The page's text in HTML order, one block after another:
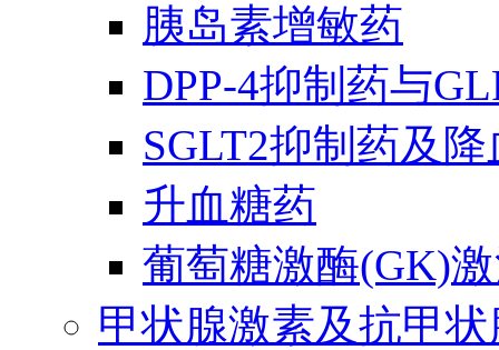
胰岛素增敏药
DPP-4抑制药与
SGLT2抑制药及
升血糖药
葡萄糖激酶(GK)
甲状腺激素及抗甲